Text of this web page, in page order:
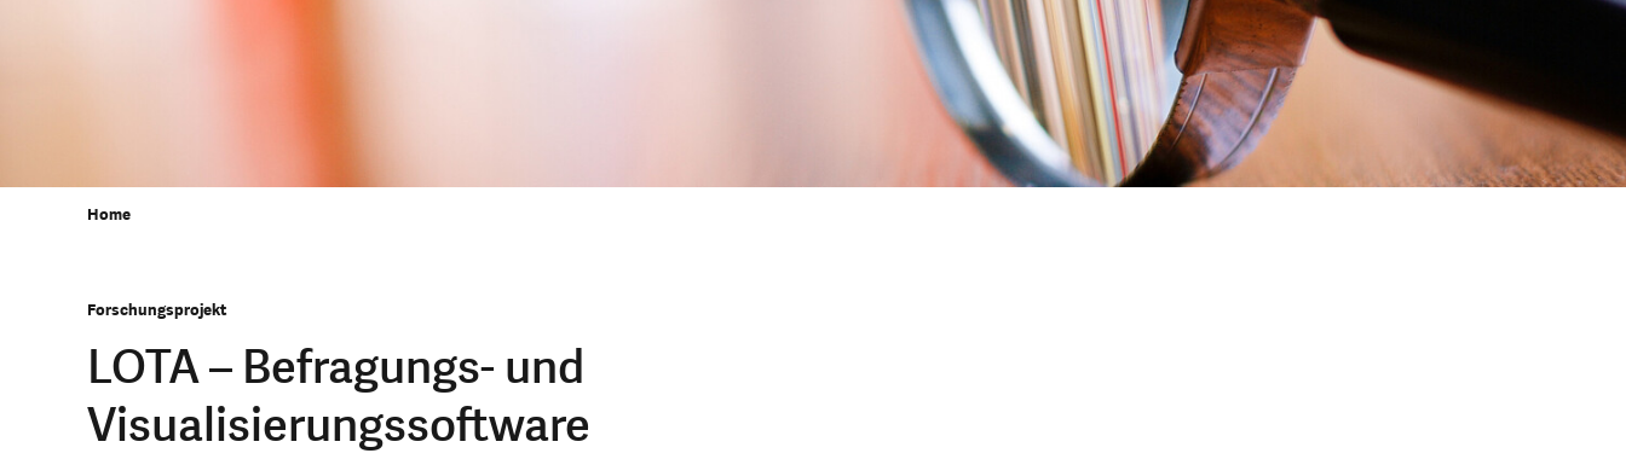
Home
Forschungsprojekt
LOTA – Befragungs- und
Visualisierungssoftware